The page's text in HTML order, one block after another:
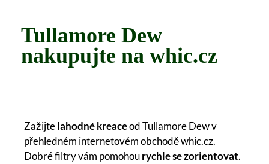
Tullamore Dew
nakupujte na whic.cz
Zažijtelahodné kreaceod Tullamore Dew v
přehledném internetovém obchodě whic.cz.
Dobré filtry vám pomohourychle se zorientovat.